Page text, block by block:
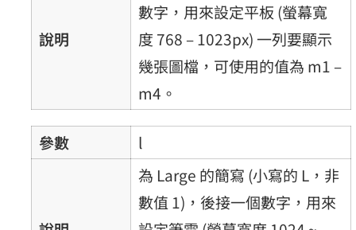
說明
數字，用來設定平板 (螢幕寬
度 768 – 1023px) 一列要顯示
幾張圖檔，可使用的值為 m1 –
m4。
參數 l
為 Large 的簡寫 (小寫的 L，非
數值 1)，後接一個數字，用來